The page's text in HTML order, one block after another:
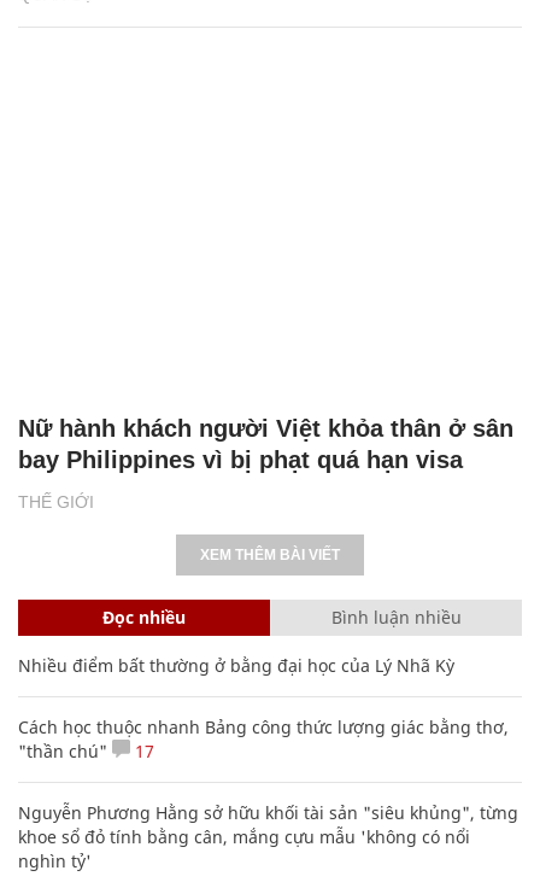
THẾ GIỚI
Nữ hành khách người Việt khỏa thân ở sân
bay Philippines vì bị phạt quá hạn visa
XEM THÊM BÀI VIẾT
Đọc nhiều Bình luận nhiều
Nhiều điểm bất thường ở bằng đại học của Lý Nhã Kỳ
Cách học thuộc nhanh Bảng công thức lượng giác bằng thơ,
"thần chú"
17
Nguyễn Phương Hằng sở hữu khối tài sản "siêu khủng", từng
khoe sổ đỏ tính bằng cân, mắng cựu mẫu 'không có nổi
nghìn tỷ'